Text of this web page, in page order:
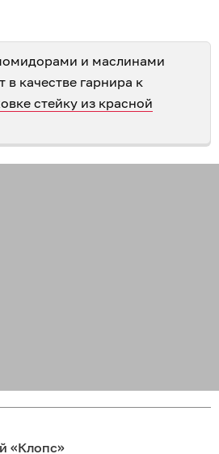
и маслинами
в качестве гарнира к
стейку из красной
«Клопс»